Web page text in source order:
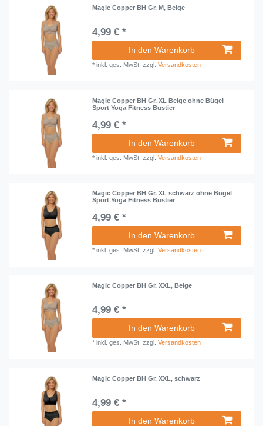
Magic Copper BH Gr. M, Beige
4,99 € *
In den Warenkorb
*inkl. ges. MwSt. zzgl.Versandkosten
Magic Copper BH Gr. XL Beige ohne Bügel
Sport Yoga Fitness Bustier
4,99 € *
In den Warenkorb
*inkl. ges. MwSt. zzgl.Versandkosten
Magic Copper BH Gr. XL schwarz ohne Bügel
Sport Yoga Fitness Bustier
4,99 € *
In den Warenkorb
*inkl. ges. MwSt. zzgl.Versandkosten
Magic Copper BH Gr. XXL, Beige
4,99 € *
In den Warenkorb
*inkl. ges. MwSt. zzgl.Versandkosten
Magic Copper BH Gr. XXL, schwarz
4,99 € *
In den Warenkorb